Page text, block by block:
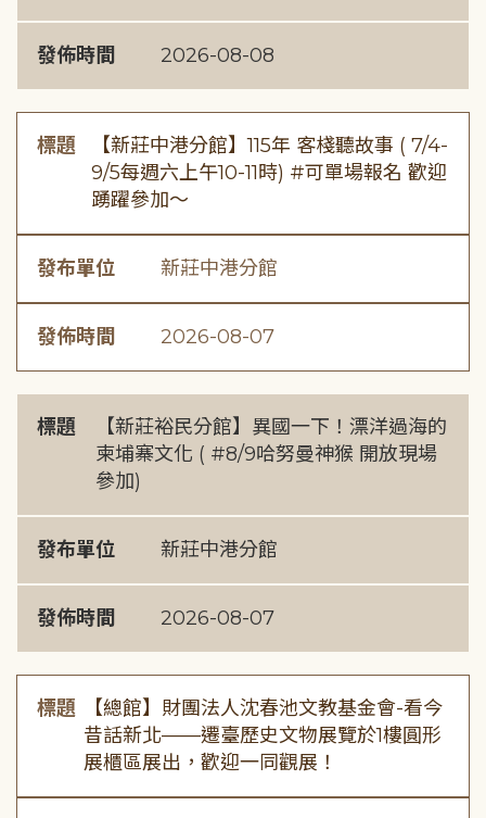
發佈時間 2026-08-08
標題
【新莊中港分館】115年 客棧聽故事 ( 7/4-
9/5每週六上午10-11時) #可單場報名 歡迎
踴躍參加～
發布單位 新莊中港分館
發佈時間 2026-08-07
標題
【新莊裕民分館】異國一下！漂洋過海的
柬埔寨文化 ( #8/9哈努曼神猴 開放現場
參加)
發布單位 新莊中港分館
發佈時間 2026-08-07
標題
【總館】財團法人沈春池文教基金會-看今
昔話新北——遷臺歷史文物展覽於1樓圓形
展櫃區展出，歡迎一同觀展！